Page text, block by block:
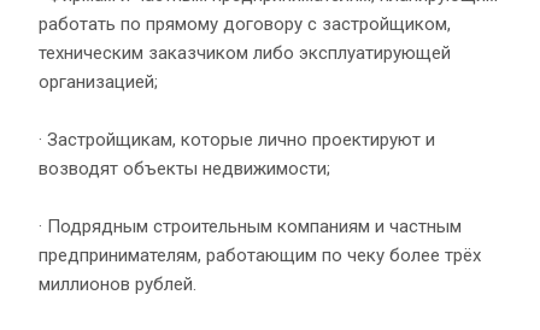
работать по прямому договору с застройщиком,
техническим заказчиком либо эксплуатирующей
организацией;
· Застройщикам, которые лично проектируют и
возводят объекты недвижимости;
· Подрядным строительным компаниям и частным
предпринимателям, работающим по чеку более трёх
миллионов рублей.